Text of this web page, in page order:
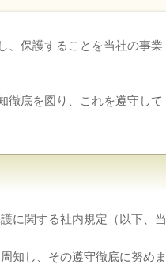
、保護することを当社の事業
徹底を図り、これを遵守して
に関する社内規定（以下、当
知し、その遵守徹底に努めま